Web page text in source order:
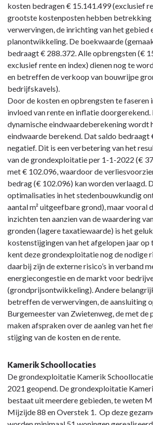
kosten bedragen € 15.141.499 (exclusief
grootste kostenposten hebben betrekking
verwervingen, de inrichting van het gebied
planontwikkeling. De boekwaarde
bedraagt € 288.372. Alle opbrengsten (€
exclusief rente en index) dienen nog te
en betreffen de verkoop van bouwrijpe
bedrijfskavels).
Door de kosten en opbrengsten te faseren
invloed van rente en inflatie
dynamische eindwaardeberekening wordt
eindwaarde berekend. Dat saldo bedraagt
negatief. Dit is een verbetering van het
van de grondexploitatie per 1-1-2022 (€
met € 102.096, waardoor de
bedrag (€ 102.096) kan worden verlaagd.
optimalisaties in het stedenbouwkundig
aantal m² uitgeefbare grond), maar vooral
inzichten ten aanzien van de waardering
gronden (lagere taxatiewaarde) is het
kostenstijgingen van het afgelopen jaar op
kent deze grondexploitatie nog de nodige
daarbij zijn de externe risico’s in verband
energiecongestie en de markt voor
(grondprijsontwikkeling). Andere
betreffen de verwervingen, de aansluiting
Burgemeester van Zwietenweg, de met de
maken afspraken over de aanleg van het
stijging van de kosten en de rente.
Kamerik Schoollocaties
De grondexploitatie Kamerik
2021 geopend. De grondexploitatie
bestaat uit meerdere gebieden, te weten
Mijzijde 88 en Overstek 1. Op deze